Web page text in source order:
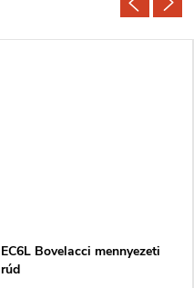
EC6L Bovelacci mennyezeti
rúd